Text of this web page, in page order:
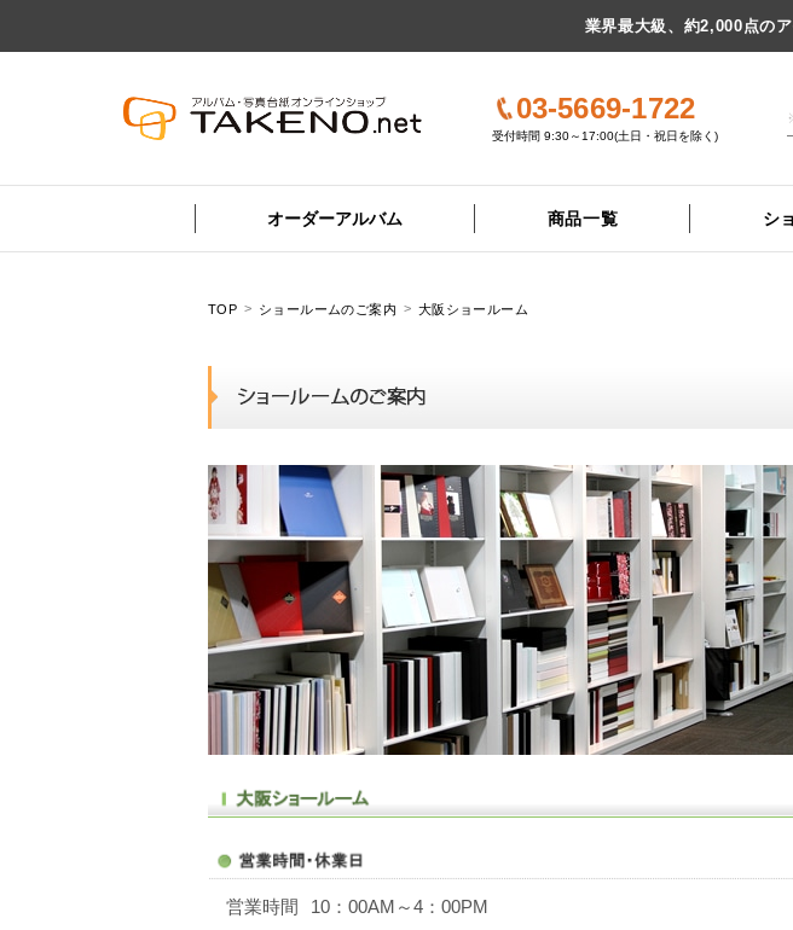
業界最大級、約2,000点の
03-5669-1722
受付時間 9:30～17:00(土日・祝日を除く)
オーダーアルバム 商品一覧 シ
TOP ショールームのご案内 大阪ショールーム
営業時間
10：00AM～4：00PM